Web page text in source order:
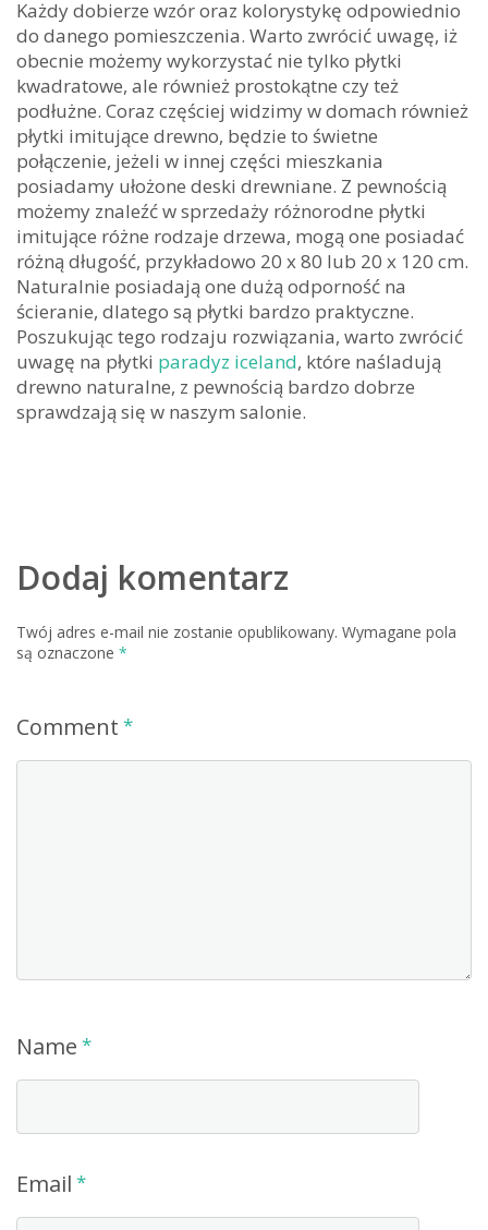
Każdy dobierze wzór oraz kolorystykę odpowiednio
do danego pomieszczenia. Warto zwrócić uwagę, iż
obecnie możemy wykorzystać nie tylko płytki
kwadratowe, ale również prostokątne czy też
podłużne. Coraz częściej widzimy w domach również
płytki imitujące drewno, będzie to świetne
połączenie, jeżeli w innej części mieszkania
posiadamy ułożone deski drewniane. Z pewnością
możemy znaleźć w sprzedaży różnorodne płytki
imitujące różne rodzaje drzewa, mogą one posiadać
różną długość, przykładowo 20 x 80 lub 20 x 120 cm.
Naturalnie posiadają one dużą odporność na
ścieranie, dlatego są płytki bardzo praktyczne.
Poszukując tego rodzaju rozwiązania, warto zwrócić
uwagę na płytki paradyz iceland, które naśladują
drewno naturalne, z pewnością bardzo dobrze
sprawdzają się w naszym salonie.
Dodaj komentarz
Twój adres e-mail nie zostanie opublikowany. Wymagane pola
są oznaczone *
Comment *
Name *
Email *